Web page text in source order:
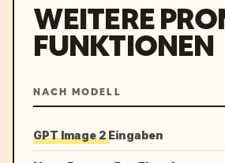
WEITERE
FUNKTIONEN
NACH MODELL
GPT Image 2 Eingaben